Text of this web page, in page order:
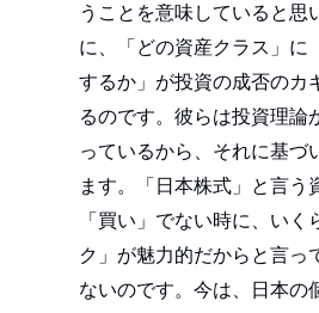
うことを意味していると思
に、「どの資産クラス」に
するか」が投資の成否のカ
るのです。彼らは投資理論
っているから、それに基づ
ます。「日本株式」と言う
「買い」でない時に、いく
ク」が魅力的だからと言っ
ないのです。今は、日本の